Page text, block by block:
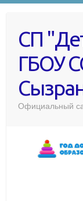
СП
ГБОУ
Официальный